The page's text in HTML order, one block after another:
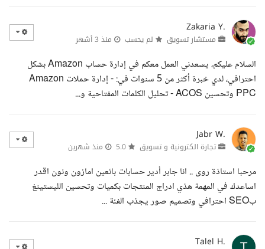
Zakaria Y.
مستشار تسويق لم يحسب منذ 3 أشهر
السلام عليكم، يسعدني العمل معكم في إدارة حساب Amazon بشكل
احترافي، لدي خبرة أكثر من 5 سنوات في: - إدارة حملات Amazon
PPC وتحسين ACOS - تحليل الكلمات المفتاحية و...
Jabr W.
تجارة الكترونية و تسويق منذ شهرين
مرحبا استاذة روى .. انا جابر أدير حسابات بائعين امازون ونون اقدر
اساعدك في المهمة هذي ادراج المنتجات بكميات وتحسين الليستينغ
بSEO احترافي وتصميم صور يجذب الفئة ...
Talel H.